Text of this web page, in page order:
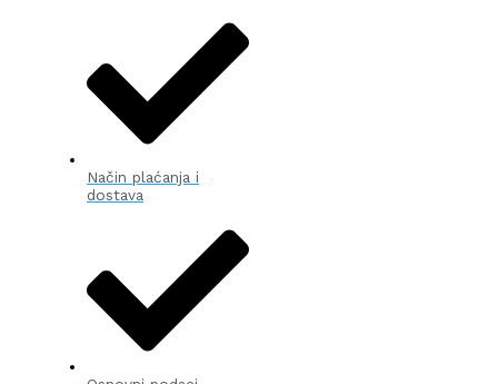
Način plaćanja i
dostava